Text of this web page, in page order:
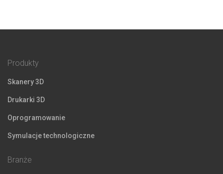
Produkty
Skanery 3D
Drukarki 3D
Oprogramowanie
Symulacje technologiczne
Branże